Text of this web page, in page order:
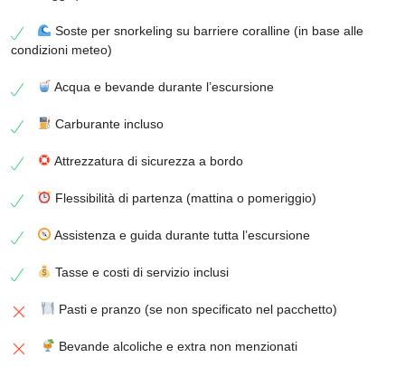
Soste per snorkeling su barriere coralline (in base alle
condizioni meteo)
Acqua e bevande durante l’escursione
Carburante incluso
Attrezzatura di sicurezza a bordo
Flessibilità di partenza (mattina o pomeriggio)
Assistenza e guida durante tutta l’escursione
Tasse e costi di servizio inclusi
Pasti e pranzo (se non specificato nel pacchetto)
Bevande alcoliche e extra non menzionati